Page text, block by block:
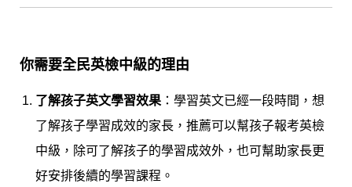
你需要全民英檢中級的理由
了解孩子英文學習效果 ：學習英文已經一段時間，想
了解孩子學習成效的家長，推薦可以幫孩子報考英檢
中級，除可了解孩子的學習成效外，也可幫助家長更
好安排後續的學習課程。